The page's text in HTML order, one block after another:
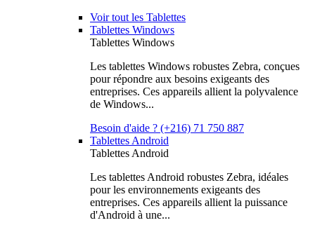
Voir tout les Tablettes
Tablettes Windows
Tablettes Windows
Les tablettes Windows robustes Zebra, conçues
pour répondre aux besoins exigeants des
entreprises. Ces appareils allient la polyvalence
de Windows...
Besoin d'aide ? (+216) 71 750 887
Tablettes Android
Tablettes Android
Les tablettes Android robustes Zebra, idéales
pour les environnements exigeants des
entreprises. Ces appareils allient la puissance
d'Android à une...